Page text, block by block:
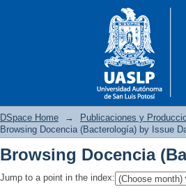
Browsing
DSpace Home → Publicaciones y
Browsing Docencia (Bacterología) by Issue
Browsing Docencia
Jump to a point in the index: